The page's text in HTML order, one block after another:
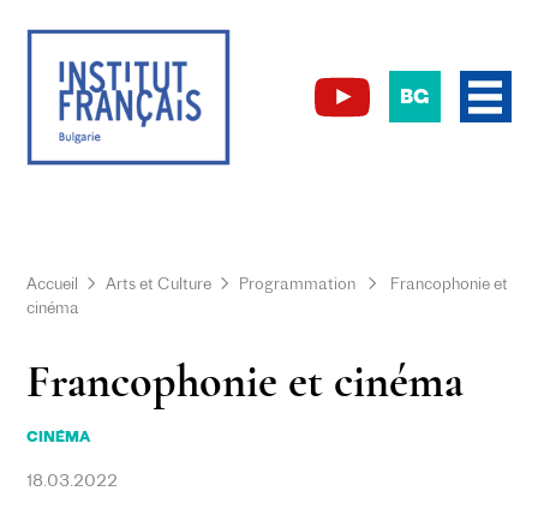
BG
Accueil Arts et Culture Programmation
Francophonie et
cinéma
Francophonie et cinéma
CINÉMA
18.03.2022